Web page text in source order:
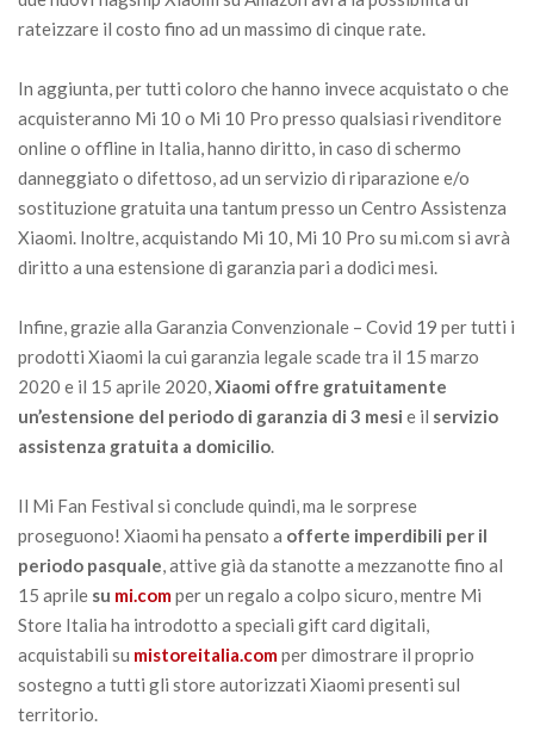
rateizzare il costo fino ad un massimo di cinque rate.
In aggiunta, per tutti coloro che hanno invece acquistato o che
acquisteranno Mi 10 o Mi 10 Pro presso qualsiasi rivenditore
online o offline in Italia, hanno diritto, in caso di schermo
danneggiato o difettoso, ad un servizio di riparazione e/o
sostituzione gratuita una tantum presso un Centro Assistenza
Xiaomi. Inoltre, acquistando Mi 10, Mi 10 Pro su mi.com si avrà
diritto a una estensione di garanzia pari a dodici mesi.
Infine, grazie alla Garanzia Convenzionale – Covid 19 per tutti i
prodotti Xiaomi la cui garanzia legale scade tra il 15 marzo
2020 e il 15 aprile 2020,Xiaomi offre gratuitamente
un’estensione del periodo di garanzia di 3 mesi e il servizio
assistenza gratuita a domicilio.
Il Mi Fan Festival si conclude quindi, ma le sorprese
proseguono! Xiaomi ha pensato a offerte imperdibili per il
periodo pasquale, attive già da stanotte a mezzanotte fino al
15 aprile su mi.comper un regalo a colpo sicuro, mentre Mi
Store Italia ha introdotto a speciali gift card digitali,
acquistabili su mistoreitalia.comper dimostrare il proprio
sostegno a tutti gli store autorizzati Xiaomi presenti sul
territorio.